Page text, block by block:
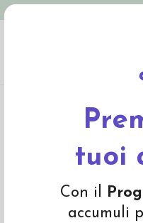
tuoi
Con il
accumuli
Lana cardata colore Arancio 1621